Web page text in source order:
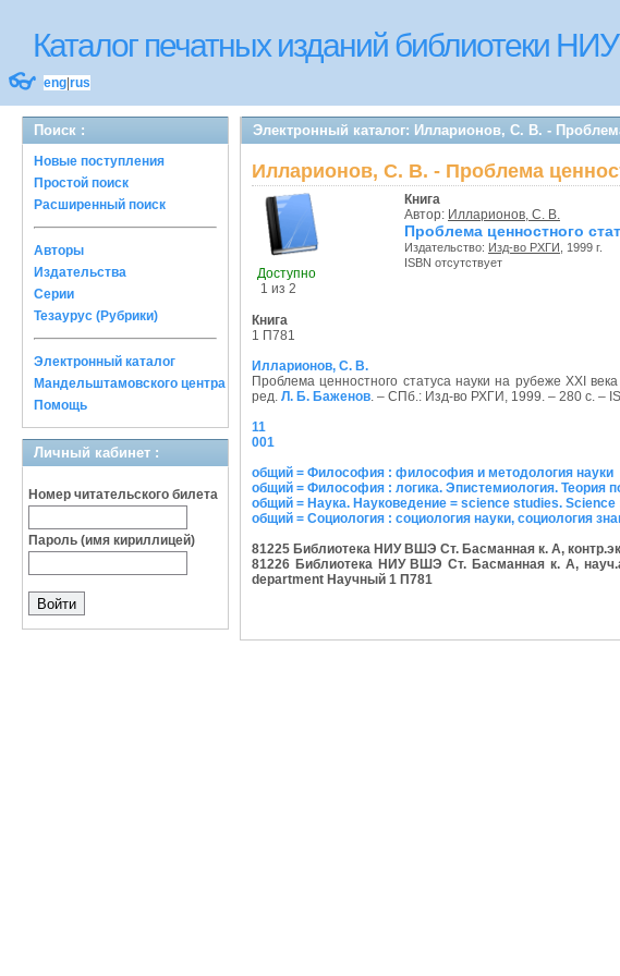
Каталог печатных изданий библиотеки
👓 eng rus
Поиск :
Новые поступления
Простой поиск
Расширенный поиск
Авторы
Издательства
Серии
Тезаурус (Рубрики)
Электронный каталог
Мандельштамовского центра
Помощь
Личный кабинет :
Номер читательского билета
Пароль (имя кириллицей)
Электронный каталог: Илларионов, С. В. -
Илларионов, С. В. - Проблема
Доступно
1 из 2
Книга
Автор: Илларионов, С. В.
Проблема ценностного
Издательство: Изд-во РХГИ , 1999 г.
ISBN отсутствует
Книга
1 П781
Илларионов, С. В.
Проблема ценностного статуса науки на рубеже XXI
ред. Л. Б. Баженов. – СПб.: Изд-во РХГИ, 1999. – 280 с. –
11
001
общий = Философия : философия и методология науки
общий = Философия : логика. Эпистемиология. Теория
общий = Наука. Науковедение = science studies.
общий = Социология : социология науки, социология
81225 Библиотека НИУ ВШЭ Ст. Басманная к. А,
81226 Библиотека НИУ ВШЭ Ст. Басманная к. А,
department Научный 1 П781